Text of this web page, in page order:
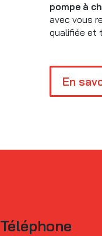
pompe à
avec vous
qualifiée et
En
Téléphone